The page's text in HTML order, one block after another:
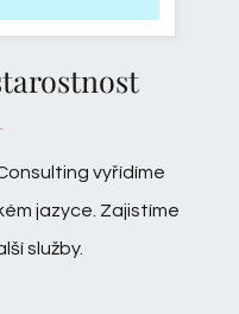
vyřídíme
jazyce. Zajistíme
služby.